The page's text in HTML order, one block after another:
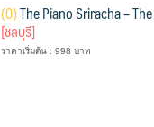
(0)The Piano Sriracha –
[ชลบุรี]
ราคาเริ่มต้น : 998 บาท